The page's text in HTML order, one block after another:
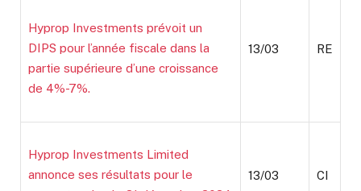
Hyprop Investments prévoit un
DIPS pour l’année fiscale dans la
partie supérieure d’une croissance
de 4%-7%.
13/03 RE
Hyprop Investments Limited
annonce ses résultats pour le
13/03 CI